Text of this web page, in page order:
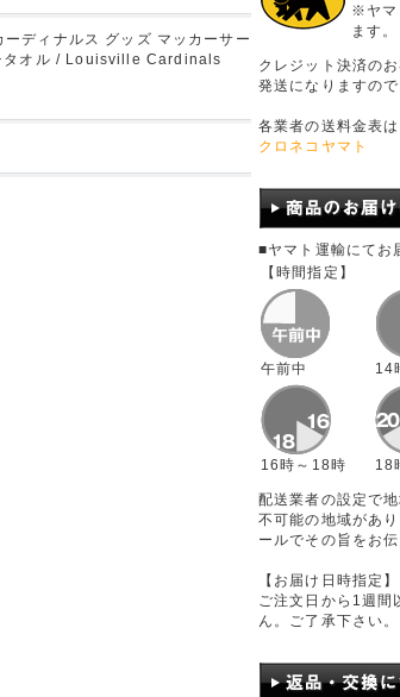
ーディナルス グッズ マッカーサー
タオル / Louisville Cardinals
※ヤマ
ます。
クレジット決済の
発送になりますので
各業者の送料金表
クロネコヤマト
■ヤマト運輸にてお
【時間指定】
午前中 14
16時～18時 18
配送業者の設定で
不可能の地域があ
ールでその旨をお伝
【お届け日時指定】
ご注文日から1週間
ん。ご了承下さい。